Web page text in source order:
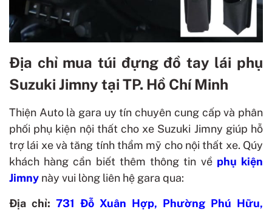
Địa chỉ mua túi đựng đồ tay lái phụ
Suzuki Jimny tại TP. Hồ Chí Minh
Thiện Auto là gara uy tín chuyên cung cấp và phân
phối phụ kiện nội thất cho xe Suzuki Jimny giúp hỗ
trợ lái xe và tăng tính thẩm mỹ cho nội thất xe. Qúy
khách hàng cần biết thêm thông tin về phụ kiện
Jimny này vui lòng liên hệ gara qua:
Địa chỉ: 731 Đỗ Xuân Hợp, Phường Phú Hữu,